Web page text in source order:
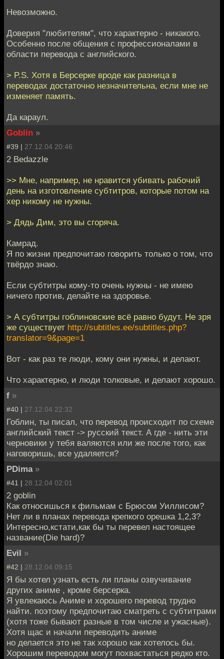
Невозможно.
Доверия "любителям", что характерно - никакого.
Особенно после общения с профессионалами в
области перевода с английского.
> P.S. Хотя в Берсерке вроде как разница в
переводах достаточно незначительна, если мне не
изменяет память.
Да караул.
Goblin »
#39 | 27.12.04 20:46
2 Bedazzle
>> Мне, например, не нравится убивать рабочий
день на изготовление субтитров, которые потом на
хер никому не нужны.
> Дядь Дим, это вы сгоряча.
Камрад.
Я по жизни предпочитаю говорить только о том, что
твёрдо знаю.
Если субтитры кому-то очень нужны - не имею
ничего против, делайте на здоровье.
> А субтитры гоблиновские всё равно будут. Не зря
же существует http://subtitles.ee/subtitles.php?
translator=9&page=1
Вот - как раз те люди, кому они нужны, и делают.
Что характерно, и люди толковые, и делают хорошо.
f »
#40 | 27.12.04 22:32
Гоблин, ты писал, что перевод происходит по схеме
английский текст -> русский текст. А где - нить эти
черновики у тебя валяются или же после того, как
наговоришь, все удаляется?
PDima »
#41 | 28.12.04 02:01
2 goblin
Как относишься к фильмам с Брюсом Уиллисом?
Нет ли в планах перевода крепкого орешка 1,2,3?
Интересно,кстати,как бы ты перевел настоящее
название(Die hard)?
Evil »
#42 | 28.12.04 09:15
Я бы хотел узнать есть ли планы озвучивание
других аниме , кроме берсерка.
Я увлекаюсь Аниме и хорошего перевод трудно
найти. поэтому предпочитаю сматреть с субтитрами
(хотя тоже бывают разные в том числе и ужасные).
Хотя щас и начали переводить аниме
но делается это не так хорошо как хотелось бы.
Хорошим переводом могут похвастаться редко кто.